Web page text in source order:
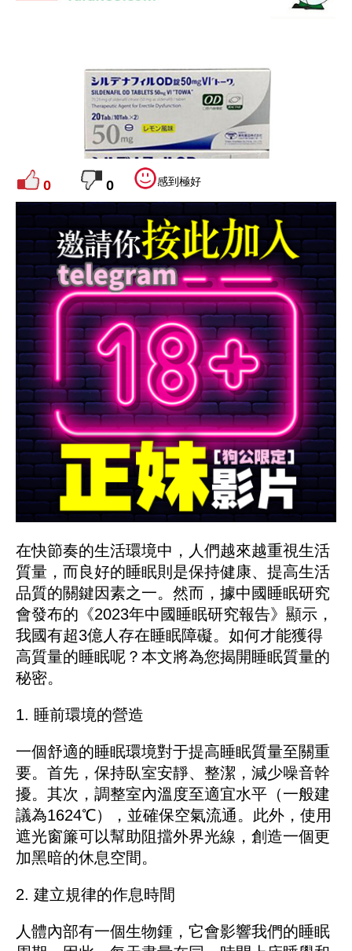
0 0 感到極好
在快節奏的生活環境中，人們越來越重視生活
質量，而良好的睡眠則是保持健康、提高生活
品質的關鍵因素之一。然而，據中國睡眠研究
會發布的《2023年中國睡眠研究報告》顯示，
我國有超3億人存在睡眠障礙。如何才能獲得
高質量的睡眠呢？本文將為您揭開睡眠質量的
秘密。
1. 睡前環境的營造
一個舒適的睡眠環境對于提高睡眠質量至關重
要。首先，保持臥室安靜、整潔，減少噪音幹
擾。其次，調整室內溫度至適宜水平（一般建
議為1624℃），並確保空氣流通。此外，使用
遮光窗簾可以幫助阻擋外界光線，創造一個更
加黑暗的休息空間。
2. 建立規律的作息時間
人體內部有一個生物鍾，它會影響我們的睡眠